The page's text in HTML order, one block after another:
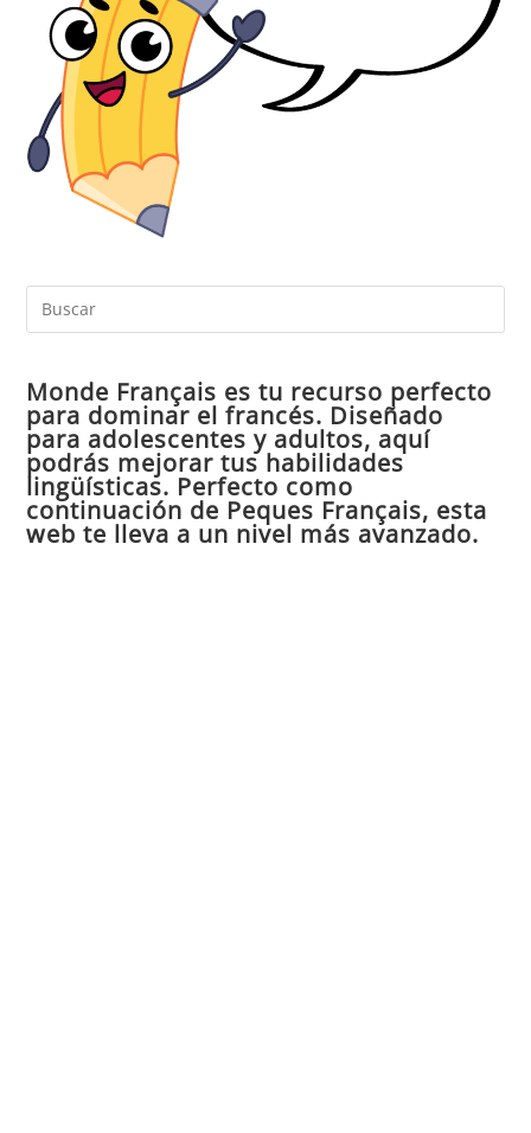
Monde Français es tu recurso perfecto
para dominar el francés. Diseñado
para adolescentes y adultos, aquí
podrás mejorar tus habilidades
lingüísticas. Perfecto como
continuación de Peques Français, esta
web te lleva a un nivel más avanzado.